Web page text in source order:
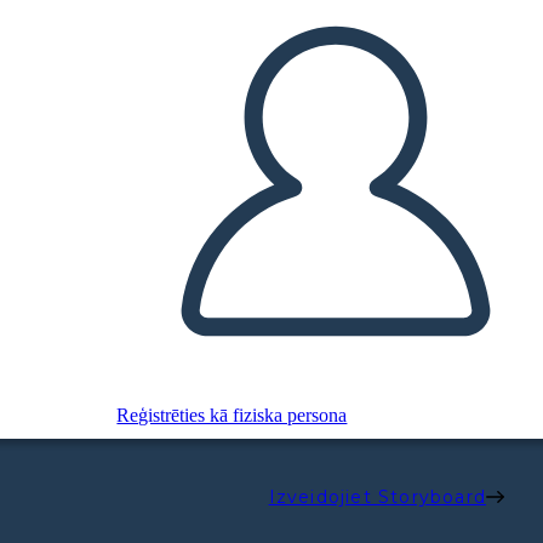
Reģistrēties kā fiziska persona
Izveidojiet Storyboard